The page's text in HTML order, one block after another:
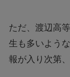
ただ、渡辺高
生も多いよう
報が入り次第